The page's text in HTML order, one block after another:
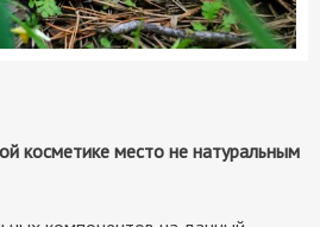
косметике место не натуральным